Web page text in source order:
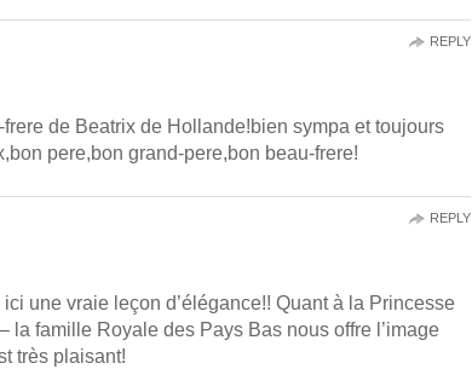
de Beatrix de Hollande!bien sympa et toujours
pere,bon grand-pere,bon beau-frere!
REPLY
une vraie leçon d’élégance!! Quant à la Princesse
la famille Royale des Pays Bas nous offre l’image
très plaisant!
REPLY